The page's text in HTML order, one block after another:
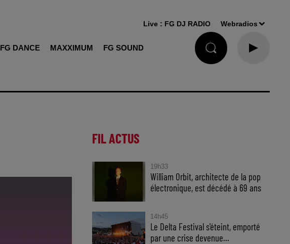
FG DANCE MAXXIMUM FG SOUND
Live : FG DJ RADIO Webradios
FIL ACTUS
19h33
William Orbit, architecte de la pop
électronique, est décédé à 69 ans
14h45
Le Delta Festival s'éteint, emporté
par une crise devenue...